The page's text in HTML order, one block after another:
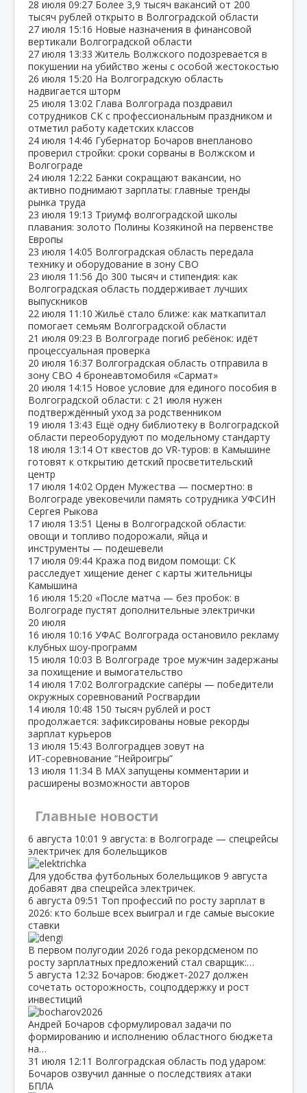
28 июля 09:27 Более 3,9 тысяч вакансий от 200
тысяч рублей открыто в Волгоградской области
27 июля 15:16 Новые назначения в финансовой
вертикали Волгоградской области
27 июля 13:33 Житель Волжского подозревается в
покушении на убийство жены с особой жестокостью
26 июля 15:20 На Волгоградскую область
надвигается шторм
25 июля 13:02 Глава Волгограда поздравил
сотрудников СК с профессиональным праздником и
отметил работу кадетских классов
24 июля 14:46 Губернатор Бочаров внепланово
проверил стройки: сроки сорваны в Волжском и
Волгограде
24 июля 12:22 Банки сокращают вакансии, но
активно поднимают зарплаты: главные тренды
рынка труда
23 июля 19:13 Триумф волгоградской школы
плавания: золото Полины Козякиной на первенстве
Европы
23 июля 14:05 Волгоградская область передала
технику и оборудование в зону СВО
23 июля 11:56 До 300 тысяч и стипендия: как
Волгоградская область поддерживает лучших
выпускников
22 июля 11:10 Жильё стало ближе: как маткапитал
помогает семьям Волгоградской области
21 июля 09:23 В Волгограде погиб ребёнок: идёт
процессуальная проверка
20 июля 16:37 Волгоградская область отправила в
зону СВО 4 бронеавтомобиля «Сармат»
20 июля 14:15 Новое условие для единого пособия в
Волгоградской области: с 21 июля нужен
подтверждённый уход за родственником
19 июля 13:43 Ещё одну библиотеку в Волгоградской
области переоборудуют по модельному стандарту
18 июля 13:14 От квестов до VR‑туров: в Камышине
готовят к открытию детский просветительский
центр
17 июля 14:02 Орден Мужества — посмертно: в
Волгограде увековечили память сотрудника УФСИН
Сергея Рыкова
17 июля 13:51 Цены в Волгоградской области:
овощи и топливо подорожали, яйца и
инструменты — подешевели
17 июля 09:44 Кража под видом помощи: СК
расследует хищение денег с карты жительницы
Камышина
16 июля 15:20 «После матча — без пробок: в
Волгограде пустят дополнительные электрички
20 июля
16 июля 10:16 УФАС Волгограда остановило рекламу
клубных шоу‑программ
15 июля 10:03 В Волгограде трое мужчин задержаны
за похищение и вымогательство
14 июля 17:02 Волгоградские сапёры — победители
окружных соревнований Росгвардии
14 июля 10:48 150 тысяч рублей и рост
продолжается: зафиксированы новые рекорды
зарплат курьеров
13 июля 15:43 Волгоградцев зовут на
ИТ‑соревнование “Нейроигры”
13 июля 11:34 В МАХ запущены комментарии и
расширены возможности авторов
Главные новости
6 августа 10:01 9 августа: в Волгограде — спецрейсы
электричек для болельщиков
Для удобства футбольных болельщиков 9 августа
добавят два спецрейса электричек.
6 августа 09:51 Топ профессий по росту зарплат в
2026: кто больше всех выиграл и где самые высокие
ставки
В первом полугодии 2026 года рекордсменом по
росту зарплатных предложений стал сварщик:…
5 августа 12:32 Бочаров: бюджет‑2027 должен
сочетать осторожность, соцподдержку и рост
инвестиций
Андрей Бочаров сформулировал задачи по
формированию и исполнению областного бюджета
на…
31 июля 12:11 Волгоградская область под ударом:
Бочаров озвучил данные о последствиях атаки
БПЛА